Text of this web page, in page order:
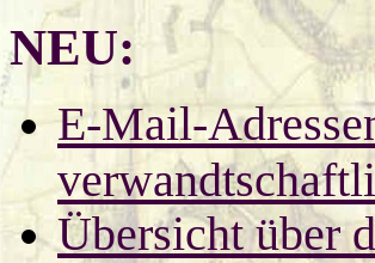
NEU:
E-Mail-
Übersicht über